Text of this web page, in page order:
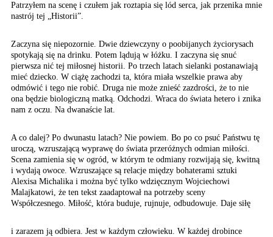
Patrzyłem na scenę i czułem jak roztapia się lód serca, jak przenika mnie
nastrój tej „Historii”.
Zaczyna się niepozornie. Dwie dziewczyny o poobijanych życiorysach
spotykają się na drinku. Potem lądują w łóżku. I zaczyna się snuć
pierwsza nić tej miłosnej historii. Po trzech latach sielanki postanawiają
mieć dziecko. W ciążę zachodzi ta, która miała wszelkie prawa aby
odmówić i tego nie robić. Druga nie może znieść zazdrości, że to nie
ona będzie biologiczną matką. Odchodzi. Wraca do świata hetero i znika
nam z oczu. Na dwanaście lat.
A co dalej? Po dwunastu latach? Nie powiem. Bo po co psuć Państwu tę
uroczą, wzruszającą wyprawę do świata przeróżnych odmian miłości.
Scena zamienia się w ogród, w którym te odmiany rozwijają się, kwitną
i wydają owoce. Wzruszające są relacje między bohaterami sztuki
Alexisa Michalika i można być tylko wdzięcznym Wojciechowi
Malajkatowi, że ten tekst zaadaptował na potrzeby sceny
Współczesnego. Miłość, która buduje, rujnuje, odbudowuje. Daje siłę
i zarazem ją odbiera. Jest w każdym człowieku. W każdej drobince